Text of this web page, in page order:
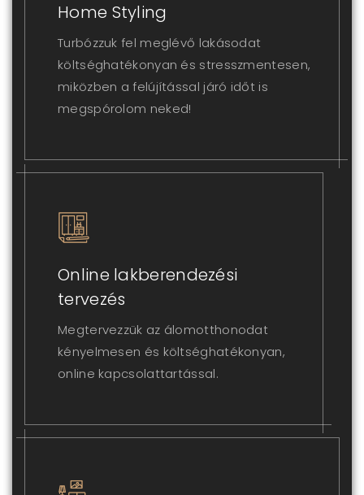
Home Styling
Turbózzuk fel meglévő lakásodat
költséghatékonyan és stresszmentesen,
miközben a felújítással járó időt is
megspórolom neked!
Online lakberendezési
tervezés
Megtervezzük az álomotthonodat
kényelmesen és költséghatékonyan,
online kapcsolattartással.